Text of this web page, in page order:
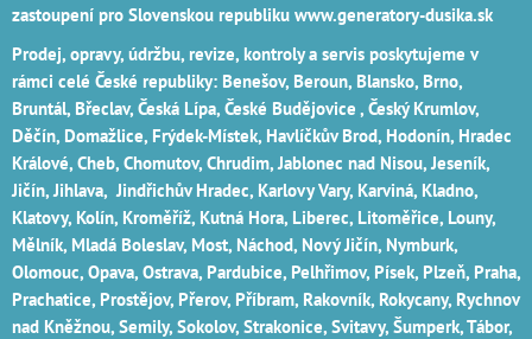
zastoupení pro Slovenskou republiku www.generatory-dusika.sk
Prodej, opravy, údržbu, revize, kontroly a servis poskytujeme v
rámci celé České republiky: Benešov, Beroun, Blansko, Brno,
Bruntál, Břeclav, Česká Lípa‎, České Budějovice‎ , Český Krumlov‎,
Děčín‎, Domažlice‎, Frýdek-Místek‎, Havlíčkův Brod‎, Hodonín, Hradec
Králové‎, Cheb‎, Chomutov‎, Chrudim‎, Jablonec nad Nisou‎, Jeseník‎,
Jičín‎, Jihlava, Jindřichův Hradec‎, Karlovy Vary‎, Karviná‎, Kladno‎,
Klatovy‎, Kolín‎, Kroměříž‎, Kutná Hora‎, Liberec‎, Litoměřice‎, Louny‎,
Mělník‎, Mladá Boleslav‎, Most‎, Náchod‎, Nový Jičín‎, Nymburk‎,
Olomouc‎, Opava, Ostrava‎, Pardubice‎, Pelhřimov‎, Písek‎‎, Plzeň‎‎‎, Praha‎,
Prachatice‎, Prostějov‎, Přerov‎, Příbram‎, Rakovník‎, Rokycany, Rychnov
nad Kněžnou, Semily‎, Sokolov‎, Strakonice, Svitavy, Šumperk, Tábor,